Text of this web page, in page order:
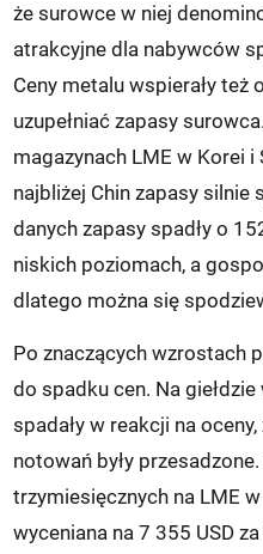
że surowce w niej
atrakcyjne dla nabywców
Ceny metalu wspierały też
uzupełniać zapasy
magazynach LME w Korei i
najbliżej Chin zapasy silnie
danych zapasy spadły o
niskich poziomach, a
dlatego można się
Po znaczących wzrostach
do spadku cen. Na
spadały w reakcji na
notowań były
trzymiesięcznych na LME
wyceniana na 7 355 USD